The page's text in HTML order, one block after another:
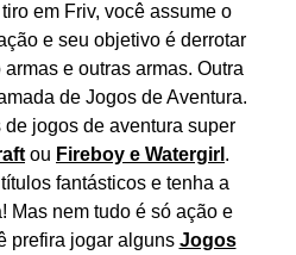
em Friv, você assume o
e seu objetivo é derrotar
e outras armas. Outra
de Jogos de Aventura.
jogos de aventura super
ou Fireboy e Watergirl .
fantásticos e tenha a
Mas nem tudo é só ação e
prefira jogar alguns Jogos